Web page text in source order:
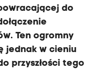
do
Ten ogromny
jednak w cieniu
przyszłości tego